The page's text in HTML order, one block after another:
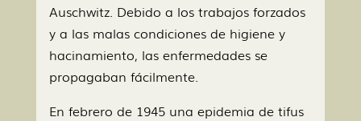
Auschwitz. Debido a los trabajos forzados
y a las malas condiciones de higiene y
hacinamiento, las enfermedades se
propagaban fácilmente.
En febrero de 1945 una epidemia de tifus